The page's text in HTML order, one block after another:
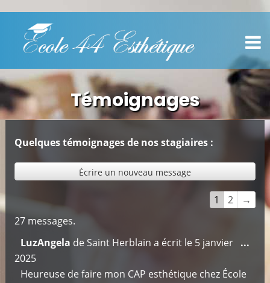
Témoignages
Quelques témoignages de nos stagiaires :
Navigation
liste
livre
1 2
→
27 messages.
LuzAngela deSaint Herblain a écrit le5 janvier
2025
Heureuse de faire mon CAP esthétique chez École
...